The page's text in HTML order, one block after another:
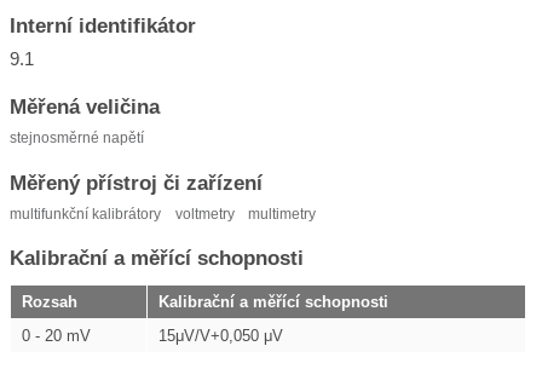
Interní identifikátor
9.1
Měřená veličina
stejnosměrné napětí
Měřený přístroj či zařízení
multifunkční kalibrátory voltmetry multimetry
Kalibrační a měřící schopnosti
Rozsah
Kalibrační a měřící schopnosti
0 - 20 mV
15μV/V+0,050 μV